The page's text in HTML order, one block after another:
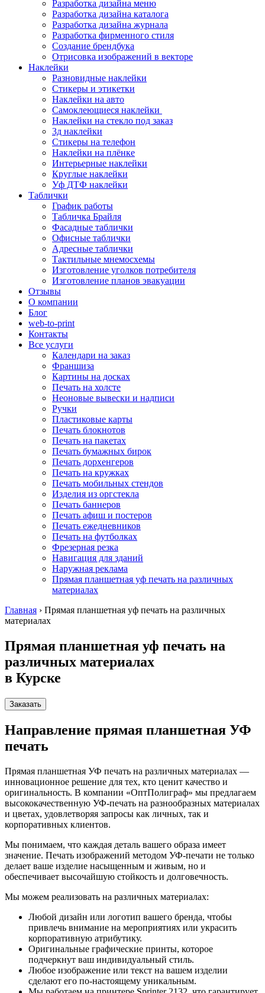
Разработка дизайна меню
Разработка дизайна каталога
Разработка дизайна журнала
Разработка фирменного стиля
Создание брендбука
Отрисовка изображений в векторе
Наклейки
Разновидные наклейки
Стикеры и этикетки
Наклейки на авто
Самоклеющиеся наклейки
Наклейки на стекло под заказ
3д наклейки
Cтикеры на телефон
Наклейки на плёнке
Интерьерные наклейки
Круглые наклейки
Уф ДТФ наклейки
Таблички
График работы
Табличка Брайля
Фасадные таблички
Офисные таблички
Адресные таблички
Тактильные мнемосхемы
Изготовление уголков потребителя
Изготовление планов эвакуации
Отзывы
О компании
Блог
web-to-print
Контакты
Все услуги
Календари на заказ
Франшиза
Картины на досках
Печать на холсте
Неоновые вывески и надписи
Ручки
Пластиковые карты
Печать блокнотов
Печать на пакетах
Печать бумажных бирок
Печать дорхенгеров
Печать на кружках
Печать мобильных стендов
Изделия из оргстекла
Печать баннеров
Печать афиш и постеров
Печать ежедневников
Печать на футболках
Фрезерная резка
Навигация для зданий
Наружная реклама
Прямая планшетная уф печать на различных
материалах
Главная › Прямая планшетная уф печать на различных
материалах
Прямая планшетная уф печать на
различных материалах
в Курске
Заказать
Направление прямая планшетная УФ
печать
Прямая планшетная УФ печать на различных материалах —
инновационное решение для тех, кто ценит качество и
оригинальность. В компании «ОптПолиграф» мы предлагаем
высококачественную УФ-печать на разнообразных материалах
и цветах, удовлетворяя запросы как личных, так и
корпоративных клиентов.
Мы понимаем, что каждая деталь вашего образа имеет
значение. Печать изображений методом УФ-печати не только
делает ваше изделие насыщенным и живым, но и
обеспечивает высочайшую стойкость и долговечность.
Мы можем реализовать на различных материалах:
Любой дизайн или логотип вашего бренда, чтобы
привлечь внимание на мероприятиях или украсить
корпоративную атрибутику.
Оригинальные графические принты, которое
подчеркнут ваш индивидуальный стиль.
Любое изображение или текст на вашем изделии
сделают его по-настоящему уникальным.